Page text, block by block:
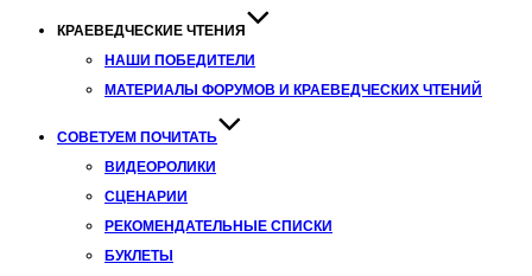
КРАЕВЕДЧЕСКИЕ ЧТЕНИЯ
НАШИ ПОБЕДИТЕЛИ
МАТЕРИАЛЫ ФОРУМОВ И КРАЕВЕДЧЕСКИХ ЧТЕНИЙ
СОВЕТУЕМ ПОЧИТАТЬ
ВИДЕОРОЛИКИ
СЦЕНАРИИ
РЕКОМЕНДАТЕЛЬНЫЕ СПИСКИ
БУКЛЕТЫ